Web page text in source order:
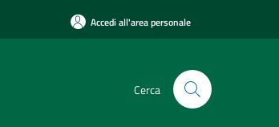
Accedi all'area personale
Cerca